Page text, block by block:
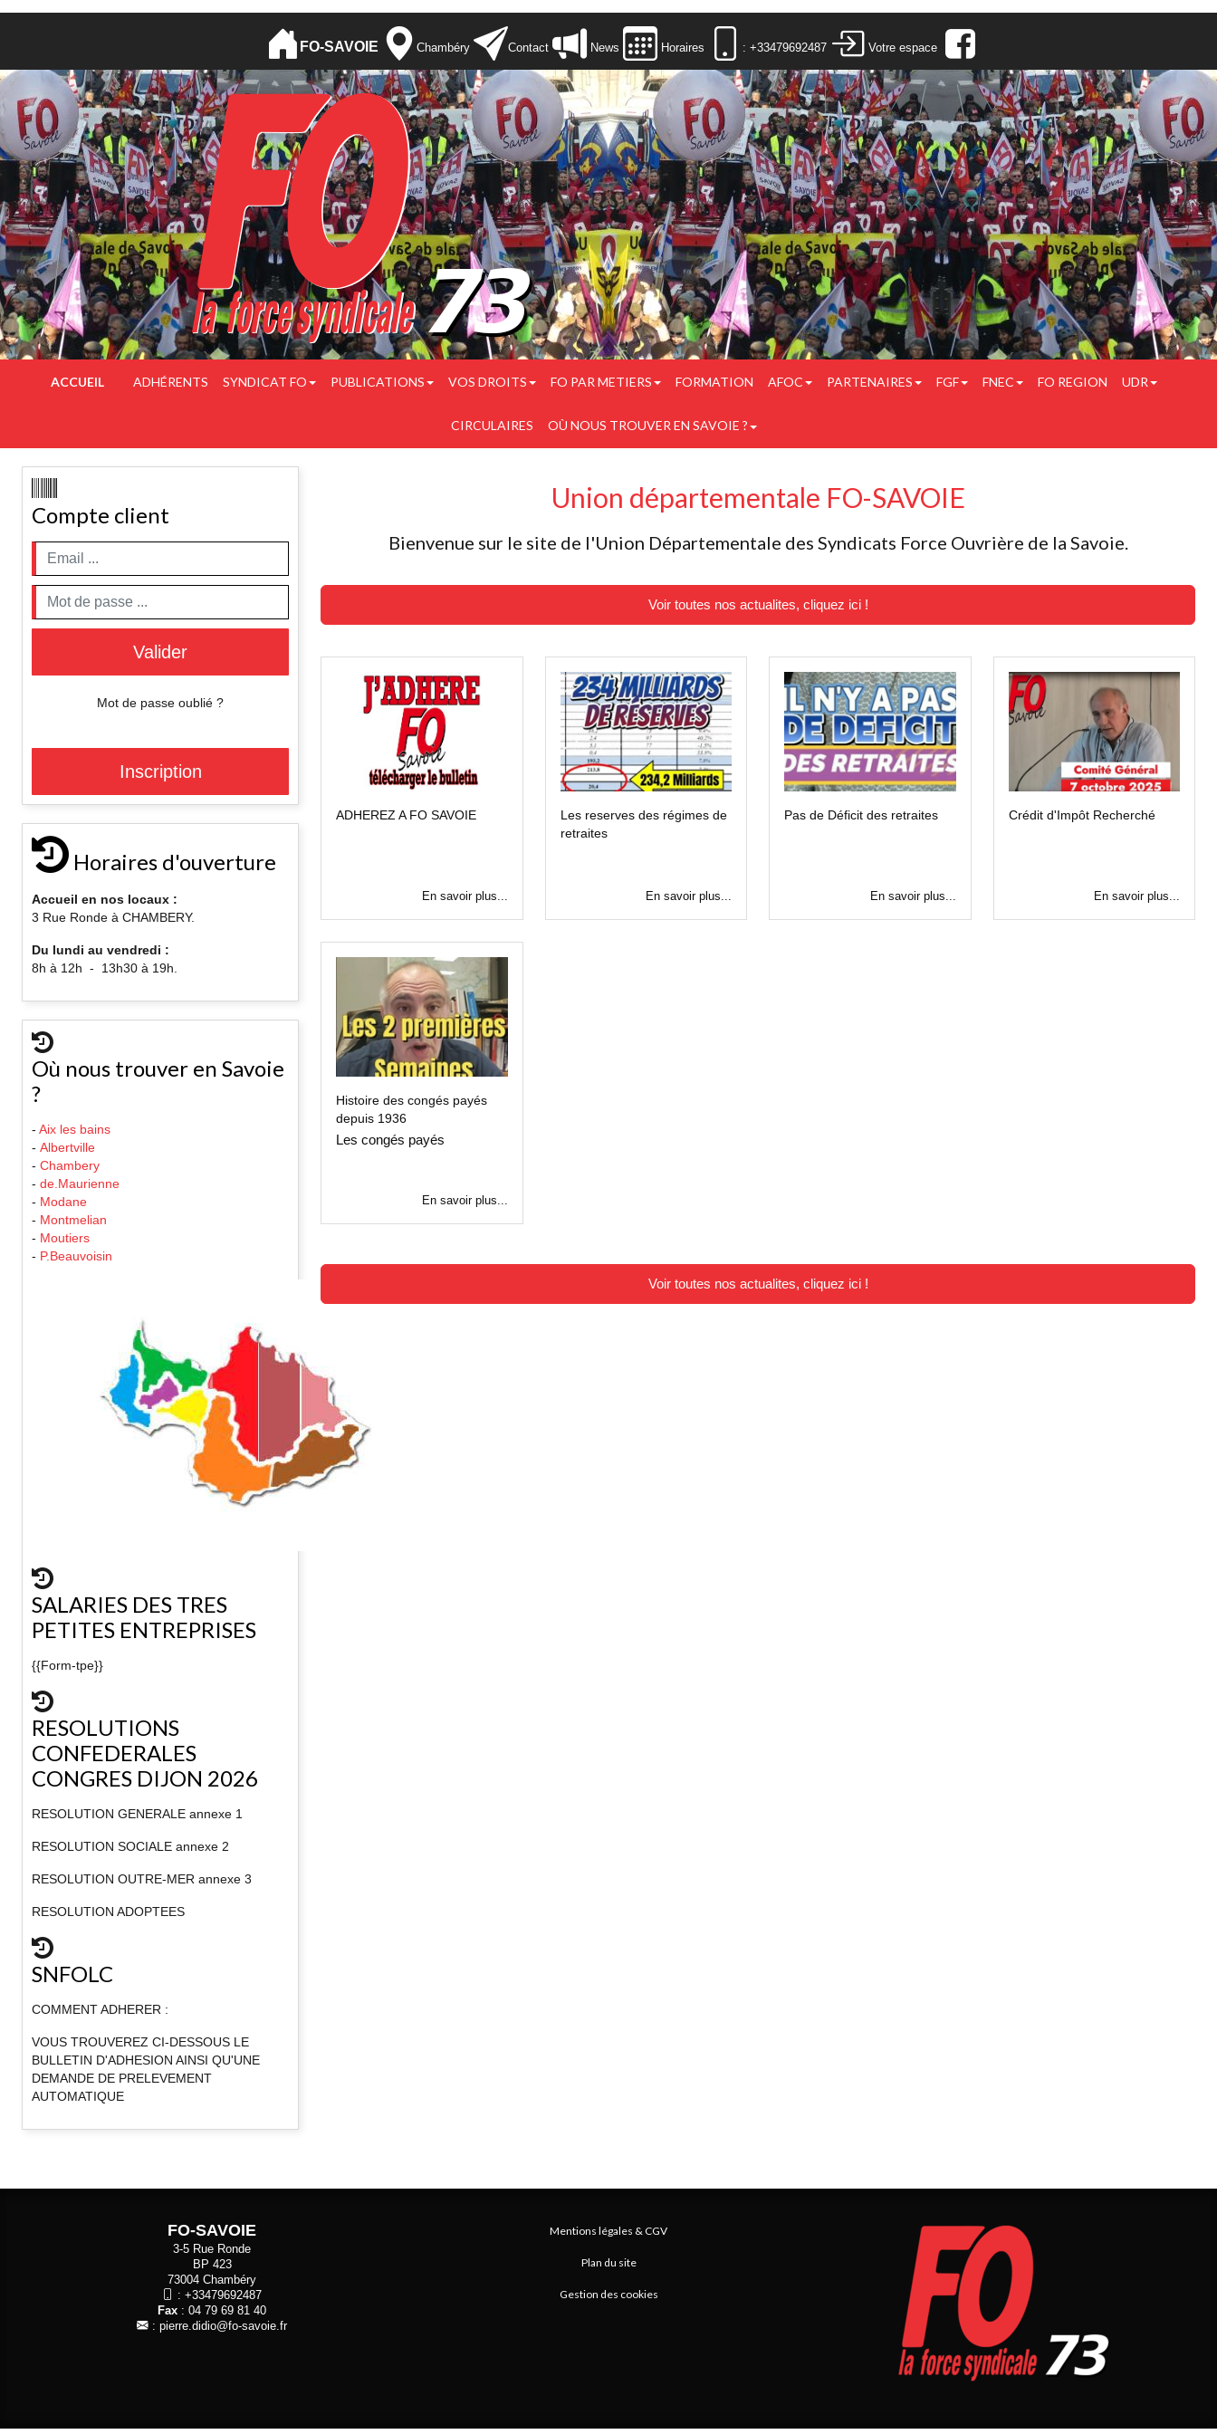
FO-SAVOIE Chambéry Contact News Horaires : +33479692487 Votre espace
ACCUEIL ADHÉRENTS SYNDICAT FO PUBLICATIONS VOS DROITS FO PAR METIERS FORMATION AFOC PARTENAIRES FGF FNEC FO REGION UDR
CIRCULAIRES OÙ NOUS TROUVER EN SAVOIE ?
Union départementale FO-SAVOIE
Bienvenue sur le site de l'Union Départementale des Syndicats Force Ouvrière de la Savoie.
Voir toutes nos actualites, cliquez ici !
ADHEREZ A FO SAVOIE
En savoir plus...
Les reserves des régimes de
retraites
En savoir plus...
Pas de Déficit des retraites
En savoir plus...
Crédit d'Impôt Recherché
En savoir plus...
Histoire des congés payés
depuis 1936
Les congés payés
En savoir plus...
Voir toutes nos actualites, cliquez ici !
Compte client
Valider
Mot de passe oublié ?
Inscription
Horaires d'ouverture
Accueil en nos locaux :
3 Rue Ronde à CHAMBERY.
Du lundi au vendredi :
8h à 12h - 13h30 à 19h.
Où nous trouver en Savoie
?
- Aix les bains
- Albertville
- Chambery
- de.Maurienne
- Modane
- Montmelian
- Moutiers
- P.Beauvoisin
SALARIES DES TRES
PETITES ENTREPRISES
{{Form-tpe}}
RESOLUTIONS
CONFEDERALES
CONGRES DIJON 2026
RESOLUTION GENERALE annexe 1
RESOLUTION SOCIALE annexe 2
RESOLUTION OUTRE-MER annexe 3
RESOLUTION ADOPTEES
SNFOLC
COMMENT ADHERER :
VOUS TROUVEREZ CI-DESSOUS LE
BULLETIN D'ADHESION AINSI QU'UNE
DEMANDE DE PRELEVEMENT
AUTOMATIQUE
FO-SAVOIE
3-5 Rue Ronde
BP 423
73004 Chambéry
: +33479692487
Fax : 04 79 69 81 40
: pierre.didio@fo-savoie.fr
Mentions légales & CGV
Plan du site
Gestion des cookies